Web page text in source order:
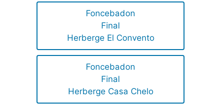
Foncebadon
Final
Herberge El Convento
Foncebadon
Final
Herberge Casa Chelo